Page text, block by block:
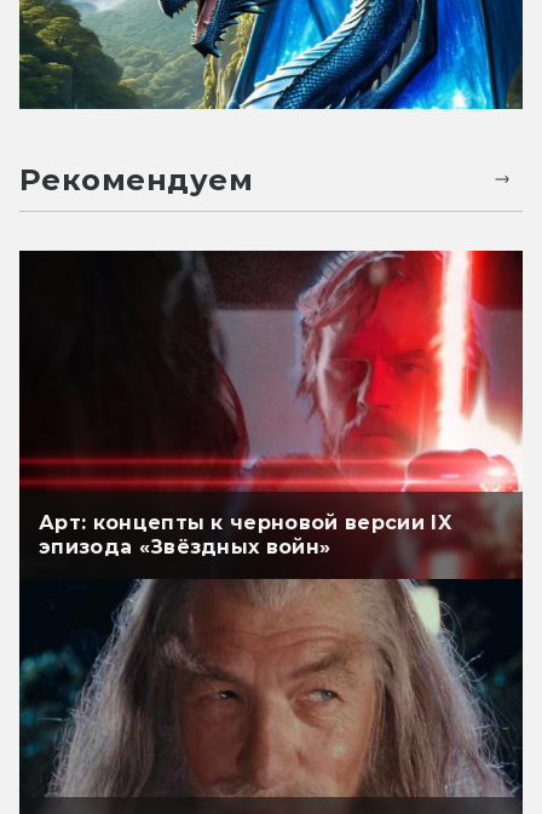
Рекомендуем
Арт: концепты к черновой версии IX
эпизода «Звёздных войн»